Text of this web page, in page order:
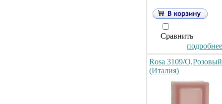
Сравнить
Rosa 3109/O,Розовый
(Италия)